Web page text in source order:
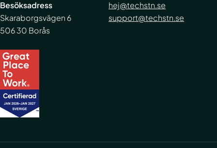
Kontakt
Besöksadress
Skaraborgsvägen 6
506 30 Borås
hej@techstn.se
support@techstn.se